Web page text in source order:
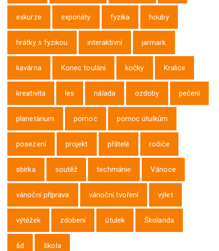
exkurze exponáty fyzika houby
hrátky s fyzikou interaktivní jarmark
kavárna Konec toulání kočky Kralice
kreativita les nálada ozdoby pečení
planetárium pomoc pomoc útulkům
posezení projekt přátelé rodiče
sbírka soutěž techmánie Vánoce
vánoční příprava vánoční tvoření výlet
výtěžek zdobení útulek Školanda
šd škola